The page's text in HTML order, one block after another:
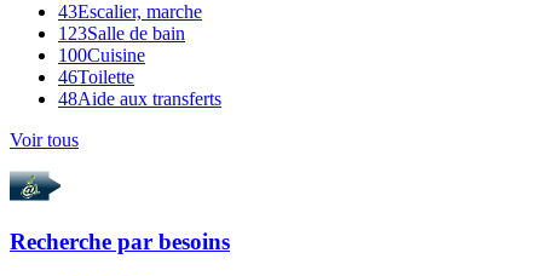
43Escalier, marche
123Salle de bain
100Cuisine
46Toilette
48Aide aux transferts
Voir tous
Recherche par besoins